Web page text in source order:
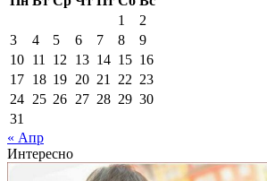
1
2
3
4 5 6 7 8
9
10 11 12 13 14 15 16
17 18 19 20 21 22 23
24 25 26 27 28 29 30
31
« Апр
Интересно